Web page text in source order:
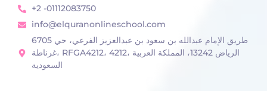
+2 -01112083750
info@elquranonlineschool.com
6705 طريق الإمام عبدالله بن سعود بن عبدالعزيز الفرعي، حي
غرناطة، RFGA4212، 4212، الرياض 13242، المملكة العربية
السعودية